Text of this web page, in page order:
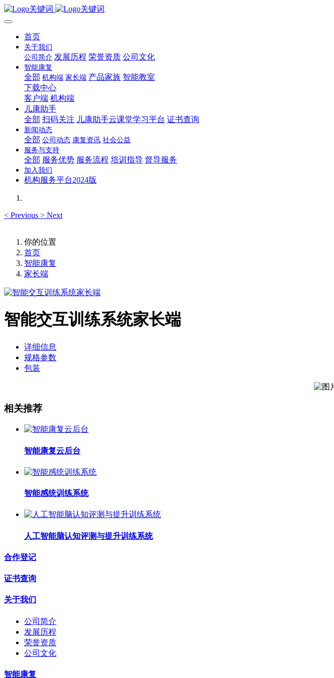
首页
关于我们
公司简介 发展历程 荣誉资质 公司文化
智能康复
全部 机构端 家长端 产品家族 智能教室
下载中心
客户端 机构端
儿康助手
全部 扫码关注 儿康助手云课堂学习平台 证书查询
新闻动态
全部 公司动态 康复资讯 社会公益
服务与支持
全部 服务优势 服务流程 培训指导 督导服务
加入我们
机构服务平台2024版
< Previous > Next
你的位置
首页
智能康复
家长端
智能交互训练系统家长端
详细信息
规格参数
包装
相关推荐
智能康复云后台
智能感统训练系统
人工智能脑认知评测与提升训练系统
合作登记
证书查询
关于我们
公司简介
发展历程
荣誉资质
公司文化
智能康复